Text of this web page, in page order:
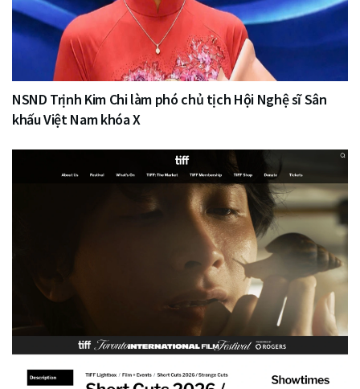
NSND Trịnh Kim Chi làm phó chủ tịch Hội Nghệ sĩ Sân
khấu Việt Nam khóa X